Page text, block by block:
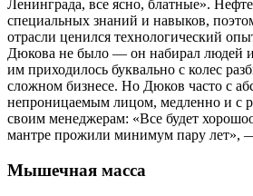
Ленинграда, все ясно, блатные».
специальных знаний и навыков,
отрасли ценился технологический
Дюкова не было — он набирал людей
им приходилось буквально с колес
сложном бизнесе. Но Дюков часто с
непроницаемым лицом, медленно и с
своим менеджерам: «Все будет
мантре прожили минимум пару лет»,
Мышечная масса